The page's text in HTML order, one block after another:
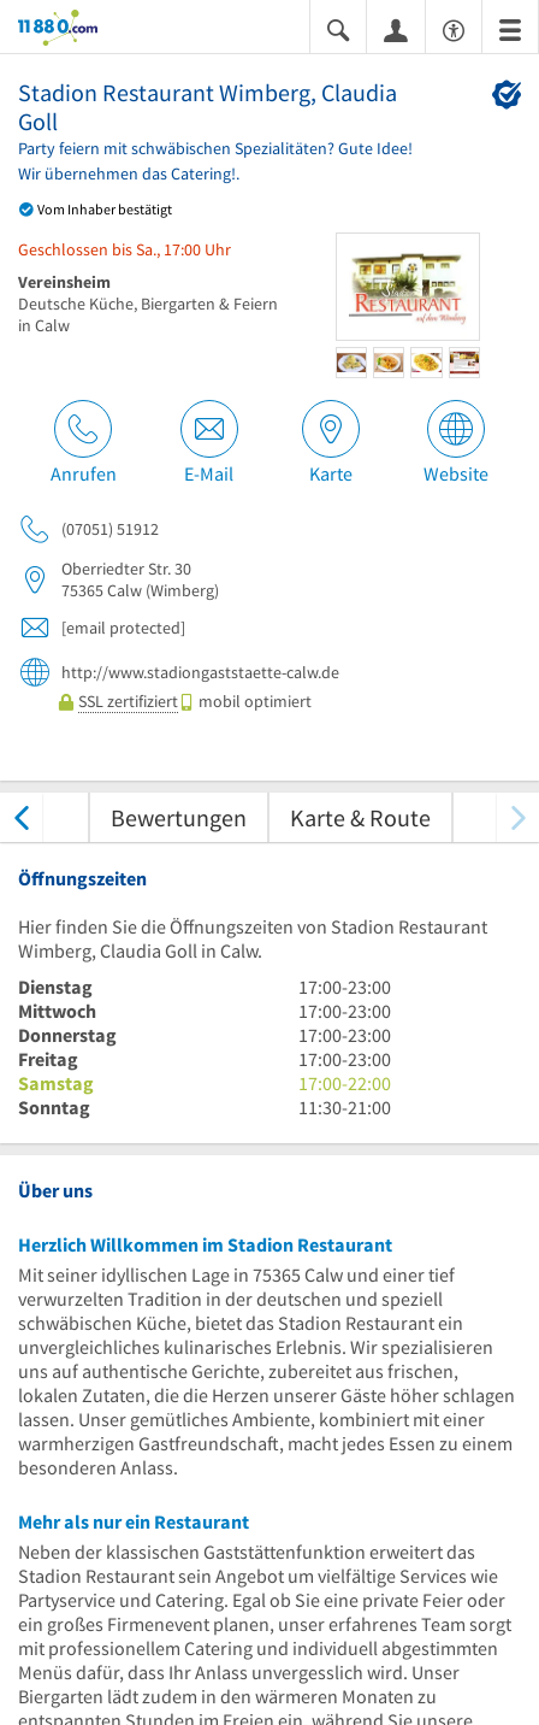
11880.com
Stadion Restaurant Wimberg, Claudia
Goll
Party feiern mit schwäbischen Spezialitäten? Gute Idee!
Wir übernehmen das Catering!.
Vom Inhaber bestätigt
Geschlossen bis Sa., 17:00 Uhr
Vereinsheim
Deutsche Küche, Biergarten & Feiern
in Calw
Anrufen E-Mail Karte Website
(07051) 51912
Oberriedter Str. 30
75365Calw (Wimberg)
[email protected]
http://www.stadiongaststaette-calw.de
SSL zertifiziert
mobil optimiert
Bewertungen Karte & Route
Öffnungszeiten
Hier finden Sie die Öffnungszeiten von Stadion Restaurant
Wimberg, Claudia Goll in Calw.
Dienstag
17
Uhr
bis
23
Uhr
17:00-23:00
Mittwoch
17
Uhr
bis
23
Uhr
17:00-23:00
Donnerstag
17
Uhr
bis
23
17:00-23:00
Freitag
17
Uhr
bis
Uhr
17:00-23:00
Samstag
17
Uhr
22
17:00-22:00
Sonntag
11
30
11:30-21:00
Über uns
Herzlich Willkommen im Stadion Restaurant
Mit seiner idyllischen Lage in 75365 Calw und einer tief
verwurzelten Tradition in der deutschen und speziell
schwäbischen Küche, bietet das Stadion Restaurant ein
unvergleichliches kulinarisches Erlebnis. Wir spezialisieren
uns auf authentische Gerichte, zubereitet aus frischen,
lokalen Zutaten, die die Herzen unserer Gäste höher schlagen
lassen. Unser gemütliches Ambiente, kombiniert mit einer
warmherzigen Gastfreundschaft, macht jedes Essen zu einem
besonderen Anlass.
Mehr als nur ein Restaurant
Neben der klassischen Gaststättenfunktion erweitert das
Stadion Restaurant sein Angebot um vielfältige Services wie
Partyservice und Catering. Egal ob Sie eine private Feier oder
ein großes Firmenevent planen, unser erfahrenes Team sorgt
mit professionellem Catering und individuell abgestimmten
Menüs dafür, dass Ihr Anlass unvergesslich wird. Unser
Biergarten lädt zudem in den wärmeren Monaten zu
entspannten Stunden im Freien ein, während Sie unsere